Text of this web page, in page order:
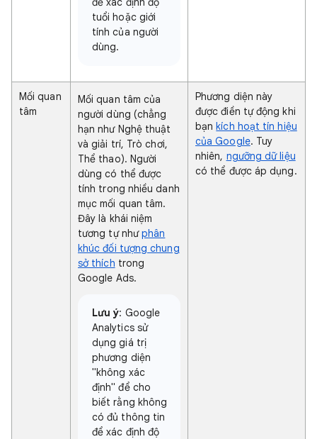
tuổi hoặc giới
tính của người
dùng.
Mối quan
tâm
Mối quan tâm của
người dùng (chẳng
hạn như Nghệ thuật
và giải trí, Trò chơi,
Thể thao). Người
dùng có thể được
tính trong nhiều danh
mục mối quan tâm.
Đây là khái niệm
tương tự nhưphân
khúc đối tượng chung
sở thích trong
Google Ads.
Lưu ý: Google
Analytics sử
dụng giá trị
phương diện
"không xác
định" để cho
biết rằng không
có đủ thông tin
để xác định độ
Phương diện này
được điền tự động khi
bạnkích hoạt tín hiệu
của Google. Tuy
nhiên, ngưỡng dữ liệu
có thể được áp dụng.